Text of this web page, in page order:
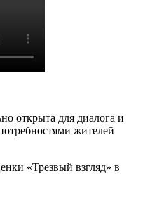
открыта для диалога и
жителей
«Трезвый взгляд» в